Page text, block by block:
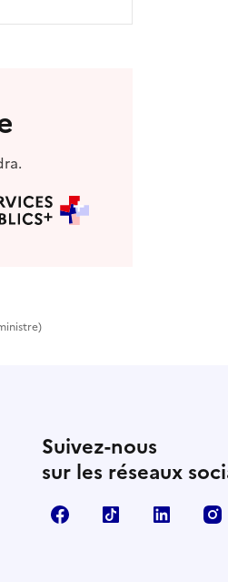
Suivez-nous
sur les réseaux
FacebookTikTok Linkedin